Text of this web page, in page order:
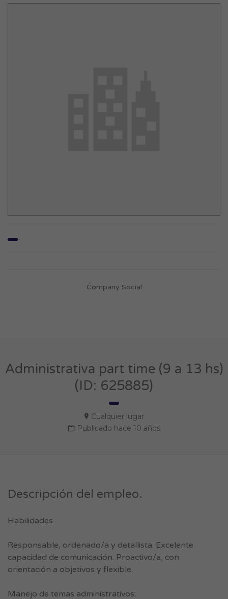
Company Social
Administrativa part time (9 a 13 hs)
(ID: 625885)
Cualquier lugar
Publicado hace 10 años
Descripción del empleo.
Habilidades
Responsable, ordenado/a y detallista. Excelente
capacidad de comunicación. Proactivo/a, con
orientación a objetivos y flexible.
Manejo de temas administrativos: